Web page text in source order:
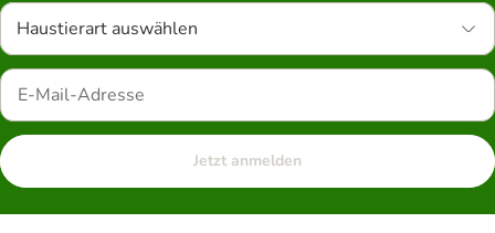
Haustierart auswählen
Jetzt anmelden